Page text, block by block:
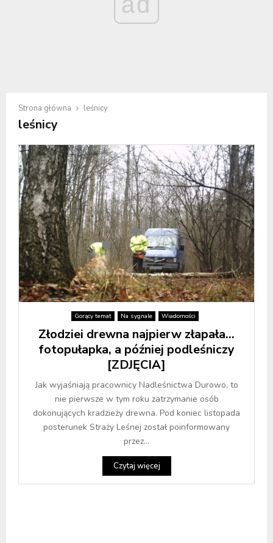
Strona główna leśnicy
leśnicy
Gorący temat Na sygnale Wiadomości
Złodziei drewna najpierw złapała…
fotopułapka, a później podleśniczy
[ZDJĘCIA]
Jak wyjaśniają pracownicy Nadleśnictwa Durowo, to
nie pierwsze w tym roku zatrzymanie osób
dokonujących kradzieży drewna. Pod koniec listopada
posterunek Straży Leśnej został poinformowany
przez...
Czytaj więcej